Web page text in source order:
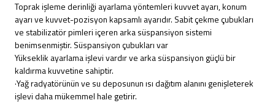
Toprak işleme derinliği ayarlama yöntemleri kuvvet ayarı, konum
ayarı ve kuvvet-pozisyon kapsamlı ayarıdır. Sabit çekme çubukları
ve stabilizatör pimleri içeren arka süspansiyon sistemi
benimsenmiştir. Süspansiyon çubukları var
Yükseklik ayarlama işlevi vardır ve arka süspansiyon güçlü bir
kaldırma kuvvetine sahiptir.
·Yağ radyatörünün ve su deposunun ısı dağıtım alanını genişleterek
işlevi daha mükemmel hale getirir.